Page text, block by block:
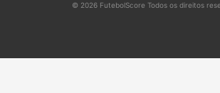
© 2026 FutebolScore Todos os direitos